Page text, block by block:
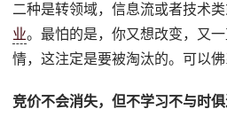
二种是转领域，信息流或者技术
业。最怕的是，你又想改变，又
情，这注定是要被淘汰的。可以佛
竞价不会消失，但不学习不与时俱